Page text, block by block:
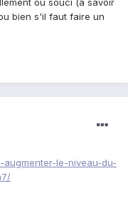
ou souci (à savoir
bien s'il faut faire un
augmenter-le-niveau-du-